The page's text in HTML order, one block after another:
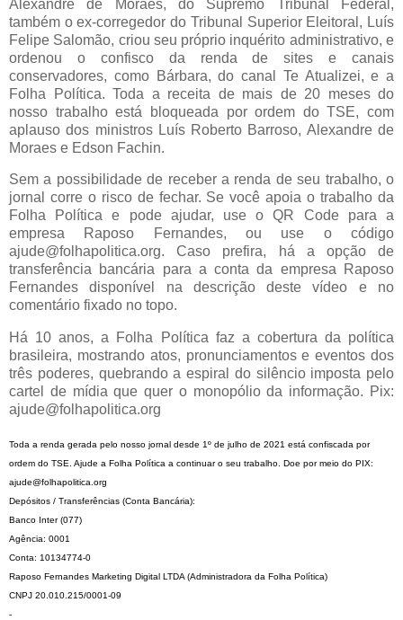
Alexandre de Moraes, do Supremo Tribunal Federal,
também o ex-corregedor do Tribunal Superior Eleitoral, Luís
Felipe Salomão, criou seu próprio inquérito administrativo, e
ordenou o confisco da renda de sites e canais
conservadores, como Bárbara, do canal Te Atualizei, e a
Folha Política. Toda a receita de mais de 20 meses do
nosso trabalho está bloqueada por ordem do TSE, com
aplauso dos ministros Luís Roberto Barroso, Alexandre de
Moraes e Edson Fachin.
Sem a possibilidade de receber a renda de seu trabalho, o
jornal corre o risco de fechar. Se você apoia o trabalho da
Folha Política e pode ajudar, use o QR Code para a
empresa Raposo Fernandes, ou use o código
ajude@folhapolitica.org. Caso prefira, há a opção de
transferência bancária para a conta da empresa Raposo
Fernandes disponível na descrição deste vídeo e no
comentário fixado no topo.
Há 10 anos, a Folha Política faz a cobertura da política
brasileira, mostrando atos, pronunciamentos e eventos dos
três poderes, quebrando a espiral do silêncio imposta pelo
cartel de mídia que quer o monopólio da informação. Pix:
ajude@folhapolitica.org
Toda a renda gerada pelo nosso jornal desde 1º de julho de 2021 está confiscada por
ordem do TSE. Ajude a Folha Política a continuar o seu trabalho. Doe por meio do PIX:
ajude@folhapolitica.org
Depósitos / Transferências (Conta Bancária):
Banco Inter (077)
Agência: 0001
Conta: 10134774-0
Raposo Fernandes Marketing Digital LTDA (Administradora da Folha Política)
CNPJ 20.010.215/0001-09
-